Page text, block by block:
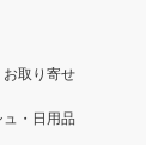
取り寄せ
・日用品